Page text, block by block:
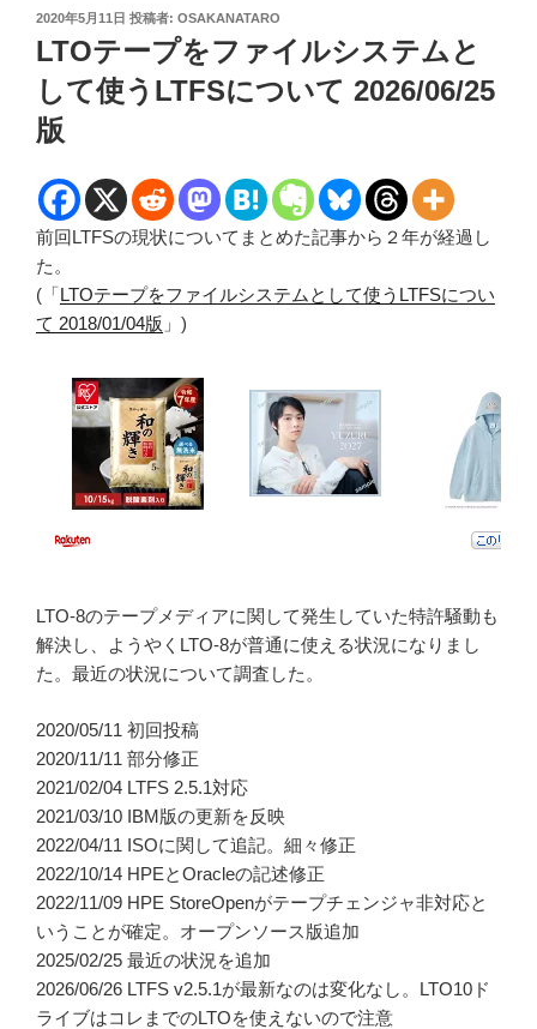
投
稿
日:
2020年5月11日 投稿者: OSAKANATARO
LTOテープをファイルシステムと
して使うLTFSについて 2026/06/25
版
前回LTFSの現状についてまとめた記事から２年が経過し
た。
(「LTOテープをファイルシステムとして使うLTFSについ
て 2018/01/04版 」)
LTO-8のテープメディアに関して発生していた特許騒動も
解決し、ようやくLTO-8が普通に使える状況になりまし
た。最近の状況について調査した。
2020/05/11 初回投稿
2020/11/11 部分修正
2021/02/04 LTFS 2.5.1対応
2021/03/10 IBM版の更新を反映
2022/04/11 ISOに関して追記。細々修正
2022/10/14 HPEとOracleの記述修正
2022/11/09 HPE StoreOpenがテープチェンジャ非対応と
いうことが確定。オープンソース版追加
2025/02/25 最近の状況を追加
2026/06/26 LTFS v2.5.1が最新なのは変化なし。LTO10ド
ライブはコレまでのLTOを使えないので注意